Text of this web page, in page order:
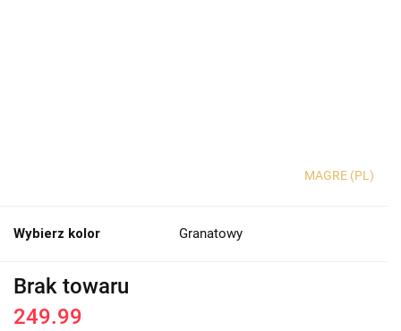
MAGRE (PL)
Wybierz kolor Granatowy
Brak towaru
249.99